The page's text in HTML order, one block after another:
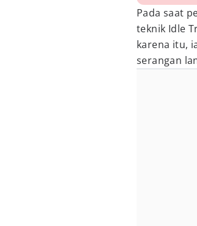
Pada saat
teknik Idle
karena itu,
serangan